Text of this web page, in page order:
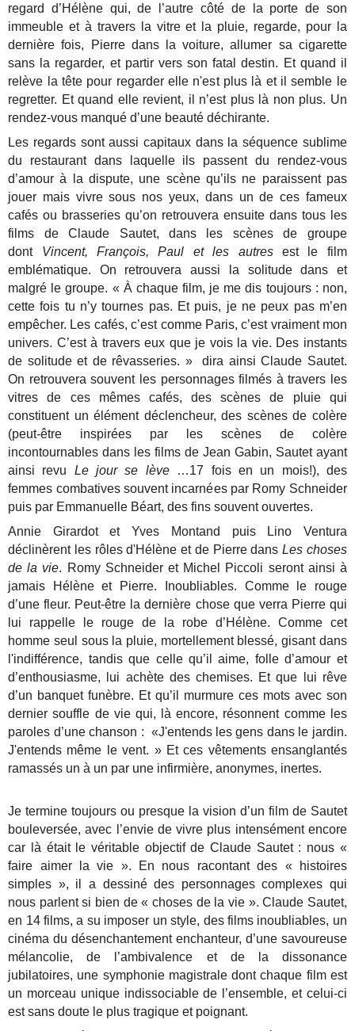
regard d’Hélène qui, de l’autre côté de la porte de son
immeuble et à travers la vitre et la pluie, regarde, pour la
dernière fois, Pierre dans la voiture, allumer sa cigarette
sans la regarder, et partir vers son fatal destin. Et quand il
relève la tête pour regarder elle n'est plus là et il semble le
regretter. Et quand elle revient, il n’est plus là non plus. Un
rendez-vous manqué d’une beauté déchirante.
Les regards sont aussi capitaux dans la séquence sublime
du restaurant dans laquelle ils passent du rendez-vous
d’amour à la dispute, une scène qu’ils ne paraissent pas
jouer mais vivre sous nos yeux, dans un de ces fameux
cafés ou brasseries qu’on retrouvera ensuite dans tous les
films de Claude Sautet, dans les scènes de groupe
dont Vincent, François, Paul et les autresest le film
emblématique. On retrouvera aussi la solitude dans et
malgré le groupe. « À chaque film, je me dis toujours : non,
cette fois tu n’y tournes pas. Et puis, je ne peux pas m’en
empêcher. Les cafés, c’est comme Paris, c’est vraiment mon
univers. C’est à travers eux que je vois la vie. Des instants
de solitude et de rêvasseries. » dira ainsi Claude Sautet.
On retrouvera souvent les personnages filmés à travers les
vitres de ces mêmes cafés, des scènes de pluie qui
constituent un élément déclencheur, des scènes de colère
(peut-être inspirées par les scènes de colère
incontournables dans les films de Jean Gabin, Sautet ayant
ainsi revu Le jour se lève…17 fois en un mois!), des
femmes combatives souvent incarnées par Romy Schneider
puis par Emmanuelle Béart, des fins souvent ouvertes.
Annie Girardot et Yves Montand puis Lino Ventura
déclinèrent les rôles d'Hélène et de Pierre dansLes choses
de la vie. Romy Schneider et Michel Piccoli seront ainsi à
jamais Hélène et Pierre. Inoubliables. Comme le rouge
d’une fleur. Peut-être la dernière chose que verra Pierre qui
lui rappelle le rouge de la robe d’Hélène. Comme cet
homme seul sous la pluie, mortellement blessé, gisant dans
l'indifférence, tandis que celle qu’il aime, folle d’amour et
d’enthousiasme, lui achète des chemises. Et que lui rêve
d’un banquet funèbre. Et qu’il murmure ces mots avec son
dernier souffle de vie qui, là encore, résonnent comme les
paroles d’une chanson : «J'entends les gens dans le jardin.
J'entends même le vent. » Et ces vêtements ensanglantés
ramassés un à un par une infirmière, anonymes, inertes.
Je termine toujours ou presque la vision d’un film de Sautet
bouleversée, avec l’envie de vivre plus intensément encore
car là était le véritable objectif de Claude Sautet : nous «
faire aimer la vie ». En nous racontant des « histoires
simples », il a dessiné des personnages complexes qui
nous parlent si bien de « choses de la vie ». Claude Sautet,
en 14 films, a su imposer un style, des films inoubliables, un
cinéma du désenchantement enchanteur, d’une savoureuse
mélancolie, de l’ambivalence et de la dissonance
jubilatoires, une symphonie magistrale dont chaque film est
un morceau unique indissociable de l’ensemble, et celui-ci
est sans doute le plus tragique et poignant.